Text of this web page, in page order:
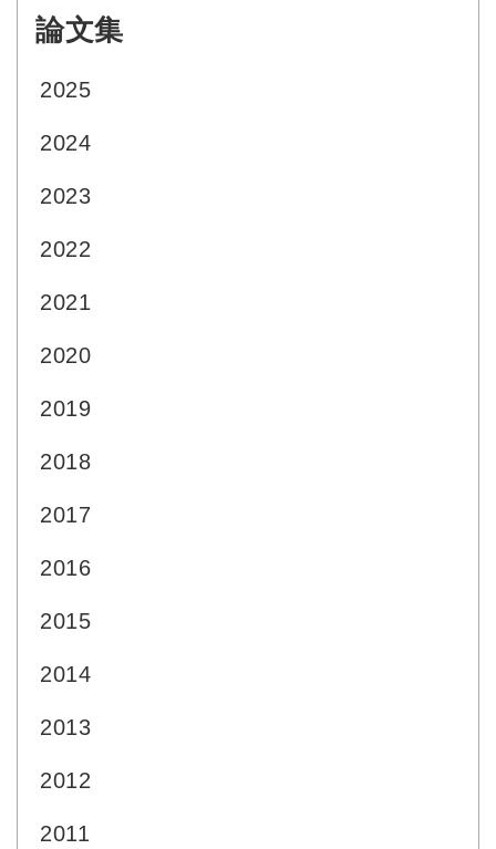
論文集
2025
2024
2023
2022
2021
2020
2019
2018
2017
2016
2015
2014
2013
2012
2011